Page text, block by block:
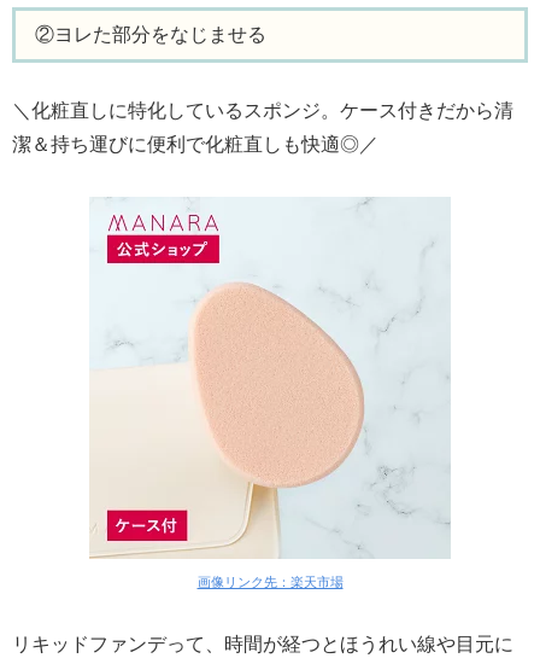
②ヨレた部分をなじませる
＼化粧直しに特化しているスポンジ。ケース付きだから清
潔＆持ち運びに便利で化粧直しも快適◎／
画像リンク先：楽天市場
リキッドファンデって、時間が経つとほうれい線や目元に